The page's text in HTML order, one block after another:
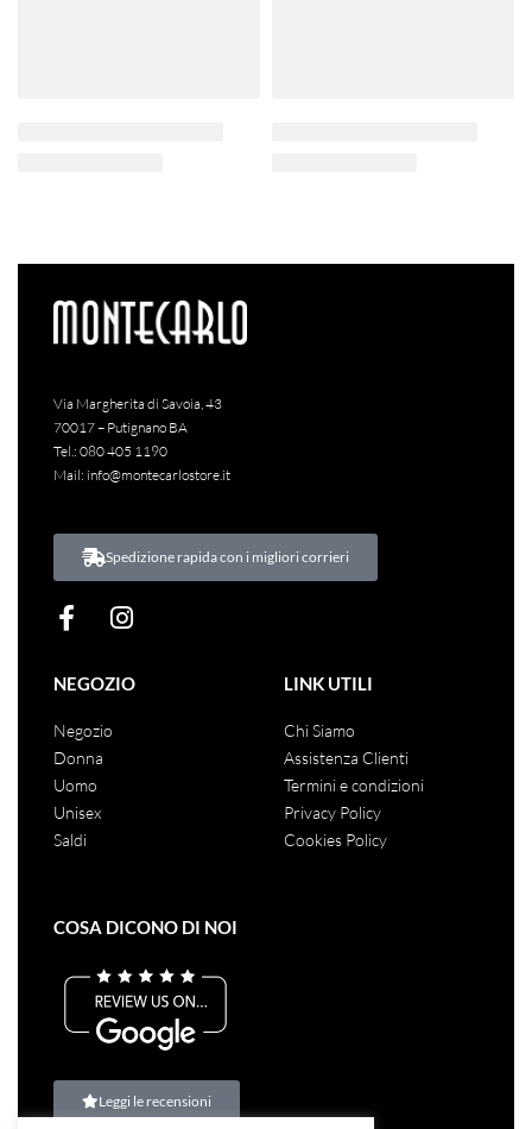
Via Margherita di Savoia, 43
70017 – Putignano BA
Tel.: 080 405 1190
Mail: info@montecarlostore.it
Spedizione rapida con i migliori corrieri
NEGOZIO
Negozio
Donna
Uomo
Unisex
Saldi
LINK UTILI
Chi Siamo
Assistenza Clienti
Termini e condizioni
Privacy Policy
Cookies Policy
COSA DICONO DI NOI
Leggi le recensioni